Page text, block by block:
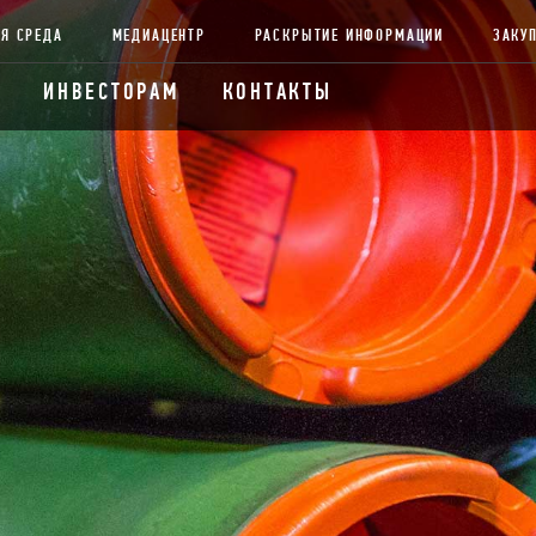
СРЕДА МЕДИАЦЕНТР РАСКРЫТИЕ ИНФОРМАЦИИ
ИНВЕСТОРАМ КОНТАКТЫ